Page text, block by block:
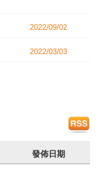
2022/09/02
2022/03/03
發佈日期